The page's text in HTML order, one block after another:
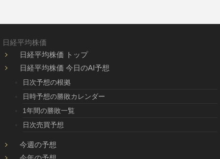
日経平均株価
日経平均株価 トップ
日経平均株価 今日のAI予想
日次予想の根拠
日時予想の勝敗カレンダー
1年間の勝敗一覧
日次売買予想
今週の予想